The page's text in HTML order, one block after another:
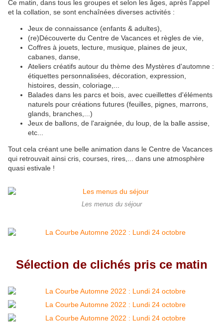
Ce matin, dans tous les groupes et selon les âges, après l'appel
et la collation, se sont enchaînées diverses activités :
Jeux de connaissance (enfants & adultes),
(re)Découverte du Centre de Vacances et règles de vie,
Coffres à jouets, lecture, musique, plaines de jeux,
cabanes, danse,
Ateliers créatifs autour du thème des Mystères d'automne :
étiquettes personnalisées, décoration, expression,
histoires, dessin, coloriage,...
Balades dans les parcs et bois, avec cueillettes d'éléments
naturels pour créations futures (feuilles, pignes, marrons,
glands, branches,...)
Jeux de ballons, de l'araignée, du loup, de la balle assise,
etc...
Tout cela créant une belle animation dans le Centre de Vacances
qui retrouvait ainsi cris, courses, rires,... dans une atmosphère
quasi estivale !
Les menus du séjour
Sélection de clichés pris ce matin